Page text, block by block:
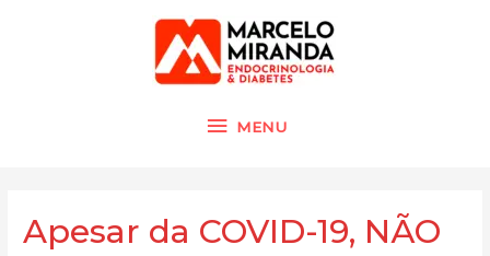
MENU
MENU
Apesar da COVID-19, NÃO
Post